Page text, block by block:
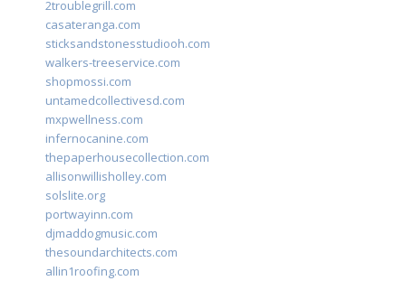
2troublegrill.com
casateranga.com
sticksandstonesstudiooh.com
walkers-treeservice.com
shopmossi.com
untamedcollectivesd.com
mxpwellness.com
infernocanine.com
thepaperhousecollection.com
allisonwillisholley.com
solslite.org
portwayinn.com
djmaddogmusic.com
thesoundarchitects.com
allin1roofing.com